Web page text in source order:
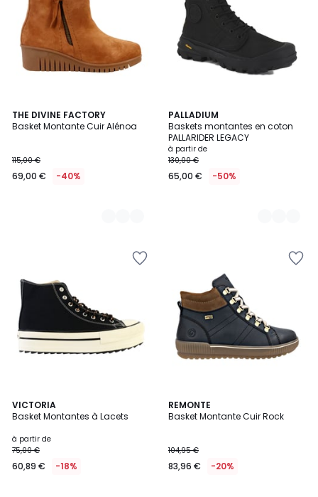
THE DIVINE FACTORY
Basket Montante Cuir Alénoa
115,00 €
69,00 € -40%
2
Couleurs
PALLADIUM
Baskets montantes en coton
PALLARIDER LEGACY
à partir de
130,00 €
65,00 € -50%
2
Couleurs
VICTORIA
Basket Montantes à Lacets
à partir de
75,00 €
60,89 € -18%
REMONTE
Basket Montante Cuir Rock
104,95 €
83,96 € -20%